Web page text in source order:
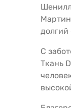
долгий
С
Ткань